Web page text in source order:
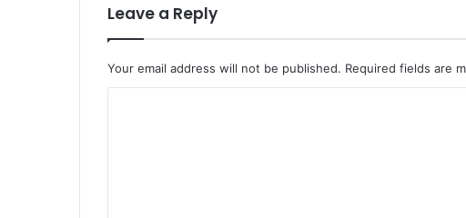
Leave a Reply
Your email address will not be published. Required fields are